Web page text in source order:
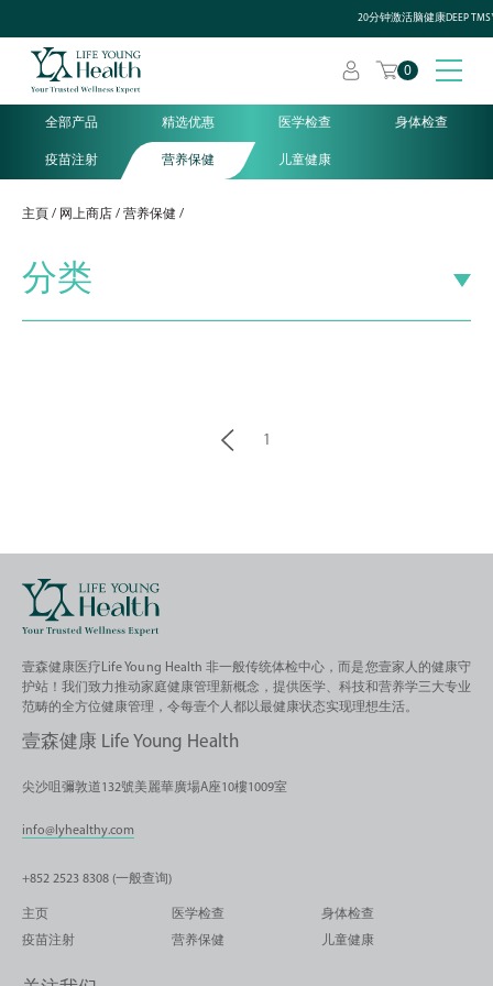
20分钟激活脑健康DEEP
0
全部产品 精选优惠 医学检查 身体检查
疫苗注射 营养保健 儿童健康
主頁 网上商店 营养保健
分类
1
壹森健康医疗Life Young Health 非一般传统体检中心，而是您壹家人的健康守
护站！我们致力推动家庭健康管理新概念，提供医学、科技和营养学三大专业
范畴的全方位健康管理，令每壹个人都以最健康状态实现理想生活。
壹森健康 Life Young Health
尖沙咀彌敦道132號美麗華廣場A座10樓1009室
info@lyhealthy.com
+852 2523 8308 (一般查询)
主页 医学检查
身体检查
疫苗注射
营养保健 儿童健康